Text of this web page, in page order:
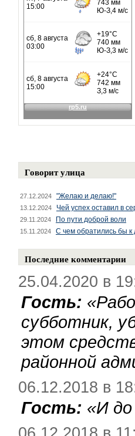
Говорит улица
27.12.2024 "Желаю и делаю!"
13.12.2024 Чей успех оставил в
29.11.2024 По пути доброй воли
15.11.2024 С чем обратились бы к
Последние комментарии
25.04.2020 в
Гость: «
субботник,
этом
районной
06.12.2018 в
Гость: «И до